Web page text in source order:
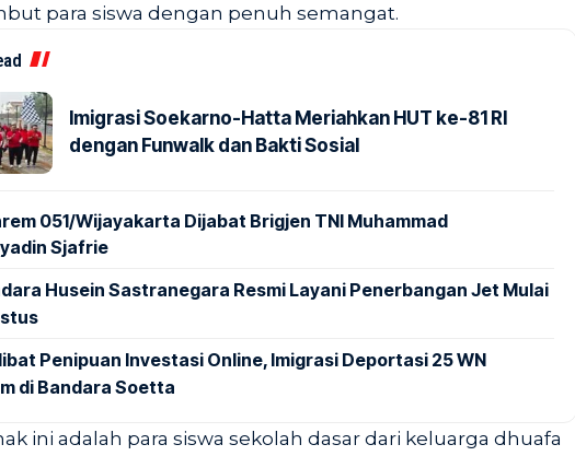
para siswa dengan penuh semangat.
Imigrasi Soekarno-Hatta Meriahkan HUT ke-81 RI
dengan Funwalk dan Bakti Sosial
051/Wijayakarta Dijabat Brigjen TNI Muhammad
Sjafrie
Husein Sastranegara Resmi Layani Penerbangan Jet Mulai
Penipuan Investasi Online, Imigrasi Deportasi 25 WN
di Bandara Soetta
ini adalah para siswa sekolah dasar dari keluarga dhuafa